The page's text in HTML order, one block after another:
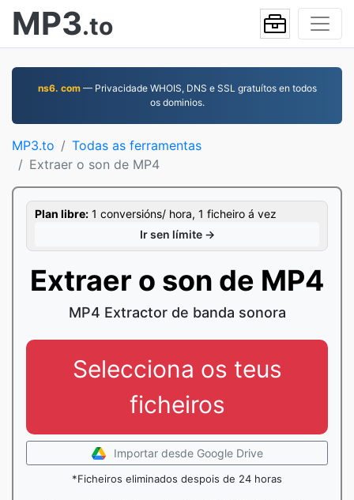
MP3.to
ns6. com— Privacidade WHOIS, DNS e SSL gratuítos en todos
os dominios.
MP3.to
Todas as ferramentas
Extraer o son de MP4
Plan libre: 1 conversións/ hora, 1 ficheiro á vez
Ir sen límite →
Extraer o son de MP4
MP4 Extractor de banda sonora
Selecciona os teus
ficheiros
Importar desde Google Drive
*Ficheiros eliminados despois de 24 horas